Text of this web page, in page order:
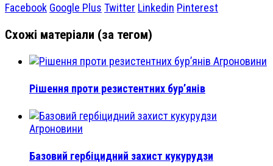
Facebook Google Plus Twitter Linkedin Pinterest
Схожі матеріали (за тегом)
Агроновини
Рішення проти резистентних бур’янів
Агроновини
Базовий гербіцидний захист кукурудзи